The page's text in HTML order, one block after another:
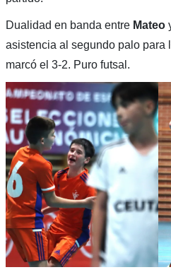
Dualidad en banda entre Mateo
asistencia al segundo palo para
marcó el 3-2. Puro futsal.